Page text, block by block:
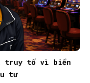
truy tố vì biển
tư